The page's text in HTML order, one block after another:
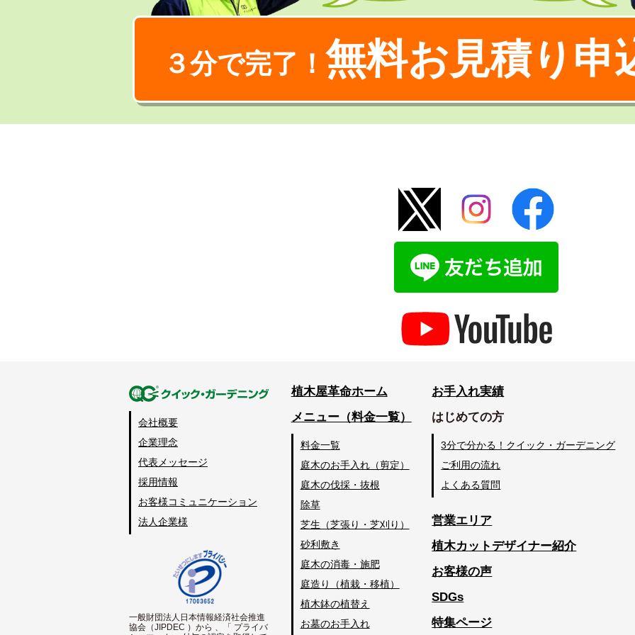
３分で完了！ 無料お見積り申
会社概要
企業理念
代表メッセージ
採用情報
お客様コミュニケーション
法人企業様
一般財団法人日本情報経済社会推進
協会（JIPDEC ）から 、「 プライバ
植木屋革命ホーム
メニュー（料金一覧）
料金一覧
庭木のお手入れ（剪定）
庭木の伐採・抜根
除草
芝生（芝張り・芝刈り）
砂利敷き
庭木の消毒・施肥
庭造り（植栽・移植）
植木鉢の植替え
お墓のお手入れ
お手入れ実績
はじめての方
3分で分かる！クイック・ガーデニング
ご利用の流れ
よくある質問
営業エリア
植木カットデザイナー紹介
お客様の声
SDGs
特集ページ